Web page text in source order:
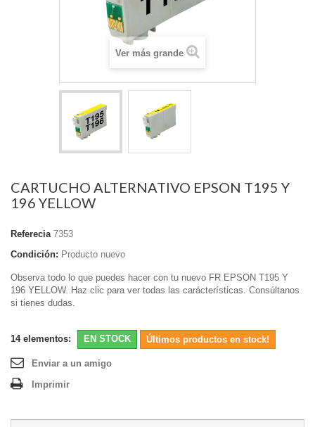
Ver más grande
CARTUCHO ALTERNATIVO EPSON T195 Y
196 YELLOW
Referecia 7353
Condición: Producto nuevo
Observa todo lo que puedes hacer con tu nuevo FR EPSON T195 Y
196 YELLOW. Haz clic para ver todas las carácterísticas. Consúltanos
si tienes dudas.
14 elementos: EN STOCK Últimos productos en stock!
Enviar a un amigo
Imprimir